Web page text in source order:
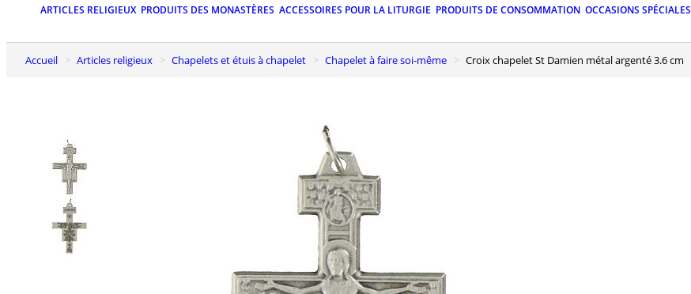
ARTICLES RELIGIEUX PRODUITS DES MONASTÈRES ACCESSOIRES POUR LA LITURGIE PRODUITS DE CONSOMMATION OCCASIONS SPÉCIALES
Accueil Articles religieux Chapelets et étuis à chapelet Chapelet à faire soi-même Croix chapelet St Damien métal argenté 3.6 cm